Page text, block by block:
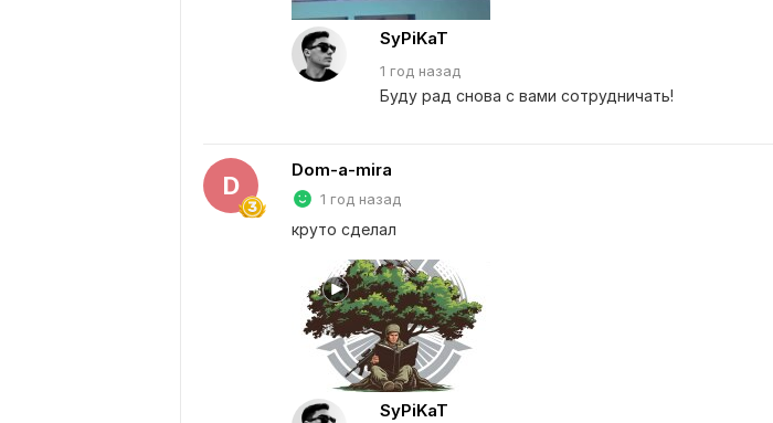
SyPiKaT
1 год назад
Буду рад снова с вами сотрудничать!
D
Dom-a-mira
1 год назад
круто сделал
SyPiKaT